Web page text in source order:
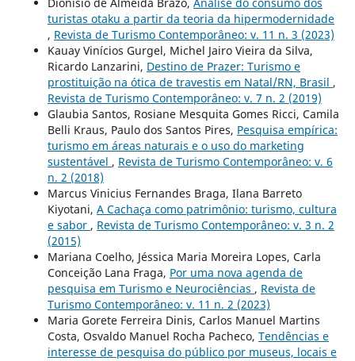
turistas otaku a partir da teoria da hipermodernidade
, Revista de Turismo Contemporâneo: v. 11 n. 3 (2023)
Kauay Vinícios Gurgel, Michel Jairo Vieira da Silva,
Ricardo Lanzarini, Destino de Prazer: Turismo e
prostituição na ótica de travestis em Natal/RN, Brasil ,
Revista de Turismo Contemporâneo: v. 7 n. 2 (2019)
Glaubia Santos, Rosiane Mesquita Gomes Ricci, Camila
Belli Kraus, Paulo dos Santos Pires, Pesquisa empírica:
turismo em áreas naturais e o uso do marketing
sustentável , Revista de Turismo Contemporâneo: v. 6
n. 2 (2018)
Marcus Vinicius Fernandes Braga, Ilana Barreto
Kiyotani, A Cachaça como patrimônio: turismo, cultura
e sabor , Revista de Turismo Contemporâneo: v. 3 n. 2
(2015)
Mariana Coelho, Jéssica Maria Moreira Lopes, Carla
Conceição Lana Fraga, Por uma nova agenda de
pesquisa em Turismo e Neurociências , Revista de
Turismo Contemporâneo: v. 11 n. 2 (2023)
Maria Gorete Ferreira Dinis, Carlos Manuel Martins
Costa, Osvaldo Manuel Rocha Pacheco, Tendências e
interesse de pesquisa do público por museus, locais e